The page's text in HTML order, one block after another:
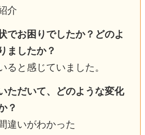
介
でお困りでしたか？どのよ
ましたか？
ると感じていました。
ただいて、どのような変化
？
違いがわかった